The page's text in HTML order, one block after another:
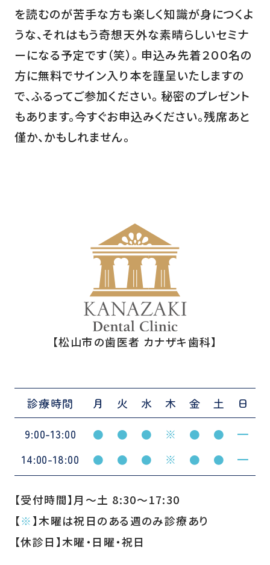
を読むのが苦手な方も楽しく知識が身につくよ
うな、それはもう奇想天外な素晴らしいセミナ
ーになる予定です（笑）。 申込み先着２００名の
方に無料でサイン入り本を謹呈いたしますの
で、ふるってご参加ください。 秘密のプレゼント
もあります。今すぐお申込みください。残席あと
僅か、かもしれません。
【松山市の歯医者 カナザキ歯科】
診療時間 月 火 水 木 金 土
日
9:00-13:00
● ● ● ※ ● ●
━
14:00-18:00
● ● ● ※ ● ● ━
【受付時間】月〜土 8:30〜17:30
【※】木曜は祝日のある週のみ診療あり
【休診日】木曜・日曜・祝日